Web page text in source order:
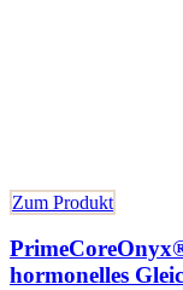
Zum Produkt
hormonelles